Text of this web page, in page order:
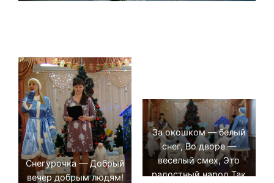
Снегурочка — Добрый
вечер добрым людям!
За окошком — белый
снег, Во дворе —
веселый смех, Это
радостный народ Так